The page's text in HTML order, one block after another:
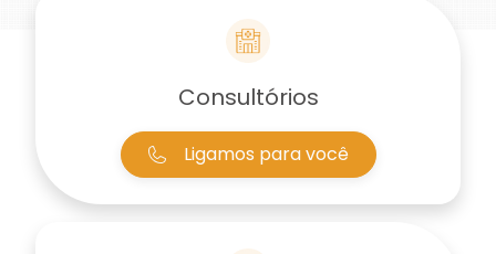
Consultórios
Ligamos para você